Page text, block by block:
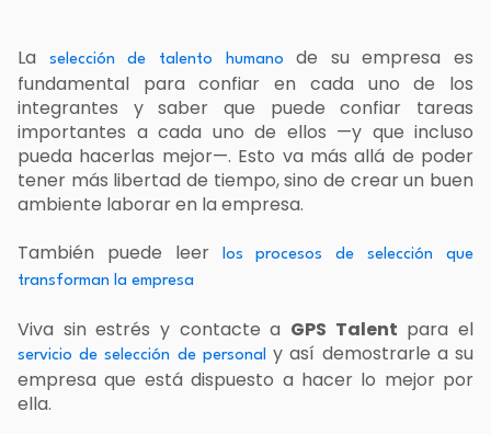
La selección de talento humano
de su empresa es
fundamental para confiar en cada uno de los
integrantes y saber que puede confiar tareas
importantes a cada uno de ellos —y que incluso
pueda hacerlas mejor—. Esto va más allá de poder
tener más libertad de tiempo, sino de crear un buen
ambiente laborar en la empresa.
También puede leer
los procesos de selección que
transforman la empresa
Viva sin estrés y contacte a GPS Talent para el
servicio de selección de personal y así demostrarle a su
empresa que está dispuesto a hacer lo mejor por
ella.